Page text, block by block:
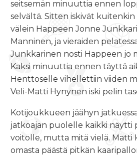
seitsemän minuuttia ennen
selvältä. Sitten iskivät
välein Happeen Jonne
Manninen, ja vieraiden
Junkkarinen nosti Happeen jo
Kaksi minuuttia ennen täyttä
Henttoselle vihellettiin viiden
Veli-Matti Hynynen iski pelin
Kotijoukkueen jäähyn
jatkoajan puolelle kaikki näytti
voitolle, mutta mitä vielä. Matti
omasta päästä pitkän